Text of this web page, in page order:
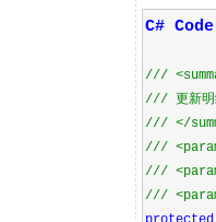
C#
///
/// 更新
/// </
///
///
///